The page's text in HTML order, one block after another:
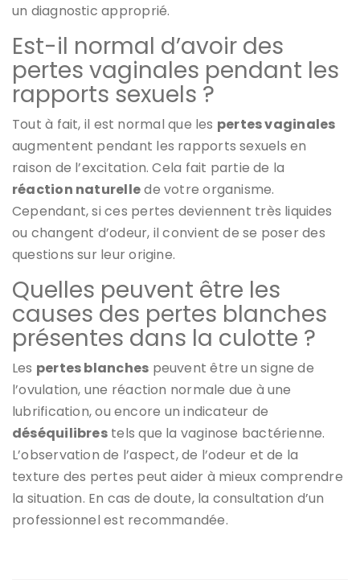
un diagnostic approprié.
Est-il normal d’avoir des
pertes vaginales pendant les
rapports sexuels ?
Tout à fait, il est normal que les pertes vaginales
augmentent pendant les rapports sexuels en
raison de l’excitation. Cela fait partie de la
réaction naturellede votre organisme.
Cependant, si ces pertes deviennent très liquides
ou changent d’odeur, il convient de se poser des
questions sur leur origine.
Quelles peuvent être les
causes des pertes blanches
présentes dans la culotte ?
Les pertes blanches peuvent être un signe de
l’ovulation, une réaction normale due à une
lubrification, ou encore un indicateur de
déséquilibrestels que la vaginose bactérienne.
L’observation de l’aspect, de l’odeur et de la
texture des pertes peut aider à mieux comprendre
la situation. En cas de doute, la consultation d’un
professionnel est recommandée.